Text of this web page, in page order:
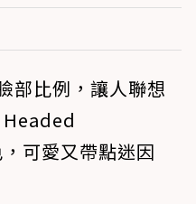
部比例，讓人聯想
可愛又帶點迷因